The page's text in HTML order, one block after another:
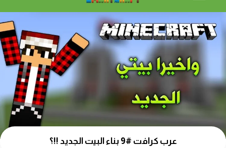
عرب كرافت #9 بناء البيت الجديد !!؟